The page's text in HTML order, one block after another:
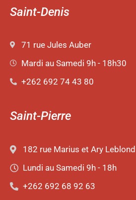
Saint-Denis
71 rue Jules Auber
Mardi au Samedi 9h - 18h30
+262 692 74 43 80
Saint-Pierre
182 rue Marius et Ary Leblond
Lundi au Samedi 9h - 18h
+262 692 68 92 63